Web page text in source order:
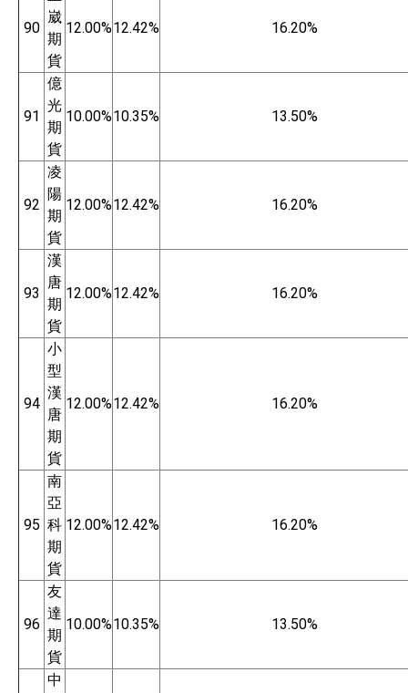
90
崴
期
貨
12.00%12.42% 16.20%
91
億
光
期
貨
10.00%10.35% 13.50%
92
凌
陽
期
貨
12.00%12.42% 16.20%
93
漢
唐
期
貨
12.00%12.42% 16.20%
94
小
型
漢
唐
期
貨
12.00%12.42% 16.20%
95
南
亞
科
期
貨
12.00%12.42% 16.20%
96
友
達
期
貨
10.00%10.35% 13.50%
中